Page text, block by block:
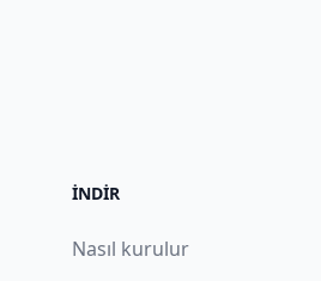
İNDIR
Nasıl kurulur